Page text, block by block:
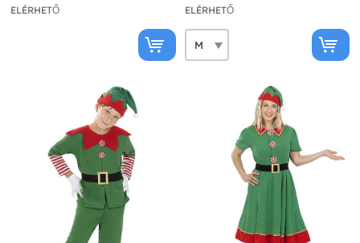
ELÉRHETŐ ELÉRHETŐ